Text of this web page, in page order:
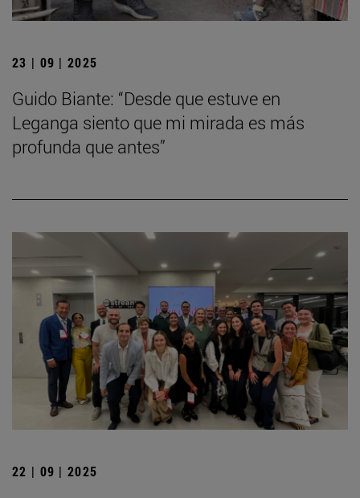
23 | 09 | 2025
Guido Biante: “Desde que estuve en
Leganga siento que mi mirada es más
profunda que antes”
22 | 09 | 2025